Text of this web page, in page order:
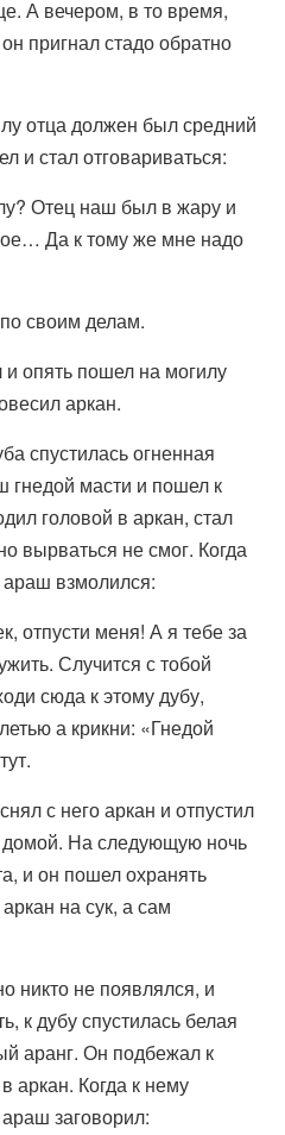
А вечером, в то время,
пригнал стадо обратно
отца должен был средний
и стал отговариваться:
Отец наш был в жару и
Да к тому же мне надо
своим делам.
и опять пошел на могилу
аркан.
спустилась огненная
гнедой масти и пошел к
головой в аркан, стал
вырваться не смог. Когда
взмолился:
отпусти меня! А я тебе за
Случится с тобой
сюда к этому дубу,
а крикни: «Гнедой
с него аркан и отпустил
На следующую ночь
и он пошел охранять
на сук, а сам
никто не появлялся, и
к дубу спустилась белая
аранг. Он подбежал к
аркан. Когда к нему
заговорил: